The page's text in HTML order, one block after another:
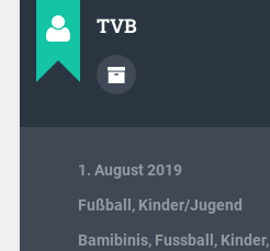
TVB
1. August 2019
Fußball , Kinder/Jugend
Bamibinis, Fussball , Kinder,